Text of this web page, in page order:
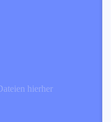
hierher